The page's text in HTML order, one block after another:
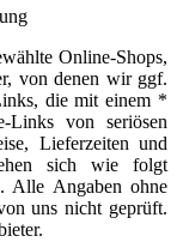
Online-Shops,
von denen wir ggf.
die mit einem *
Links von seriösen
Lieferzeiten und
sich wie folgt
Alle Angaben ohne
uns nicht geprüft.